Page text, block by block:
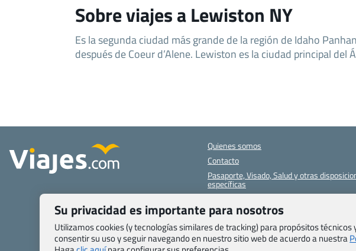
Sobre viajes a Lewiston NY
Es la segunda ciudad más grande de la región de Idaho
después de Coeur d’Alene. Lewiston es la ciudad principal del
Quienes somos
Contacto
Pasaporte, Visado, Salud y otras
específicas
Registro de agencias
Preguntas frecuentes
Condiciones generales
Su privacidad es importante para nosotros
Utilizamos cookies (y tecnologías similares de tracking) para propósitos
consentir su uso y seguir navegando en nuestro sitio web de acuerdo a nuestra